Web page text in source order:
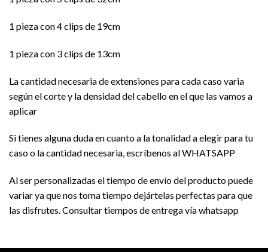
1 pieza con 4 clips de 19cm
1 pieza con 3 clips de 13cm
La cantidad necesaria de extensiones para cada caso varia
según el corte y la densidad del cabello en el que las vamos a
aplicar
Si tienes alguna duda en cuanto a la tonalidad a elegir para tu
caso o la cantidad necesaria, escríbenos al WHATSAPP
Al ser personalizadas el tiempo de envío del producto puede
variar ya que nos toma tiempo dejártelas perfectas para que
las disfrutes. Consultar tiempos de entrega vía whatsapp